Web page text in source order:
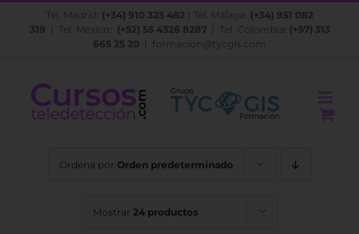
Saltar
Tel. Madrid: (+34) 910 325 482 | Tel. Málaga: (+34) 951 082
319 | Tel. México: (+52) 55 4326 8287| Tel. Colombia: (+57) 313
665 25 20
formacion@tycgis.com
Ordena por Orden predeterminado
Mostrar 24 productos